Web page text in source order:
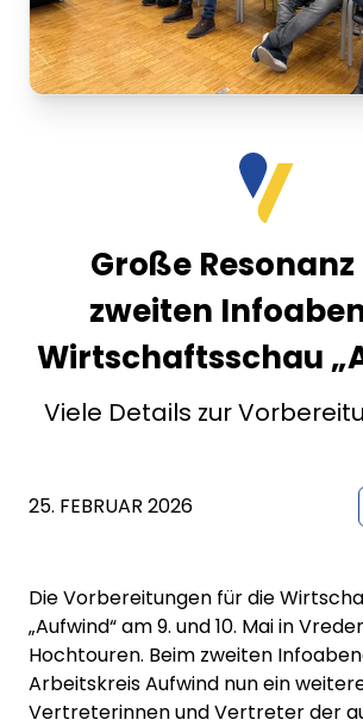
Große
zweiten
Wirtschaftsschau
Viele Details zur
25. FEBRUAR 2026
Die Vorbereitungen für die
„Aufwind“ am 9. und 10. Mai in
Hochtouren. Beim zweiten
Arbeitskreis Aufwind nun ein
Vertreterinnen und Vertreter der